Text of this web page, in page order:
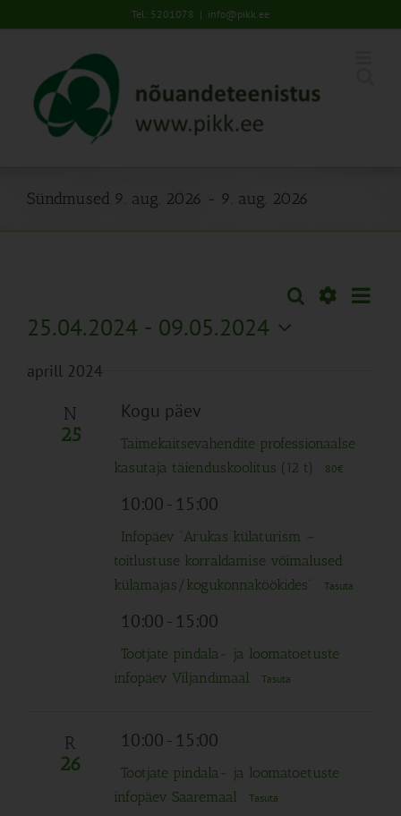
to
Tel: 5201078 | info@pikk.ee
Sündmused 9. aug. 2026 - 9. aug. 2026
Sündmused
Search
Otsi
25.04.2024 - 09.05.2024
kuupäev.
aprill 2024
N
25
Kogu päev
Taimekaitsevahendite professionaalse
kasutaja täienduskoolitus (12 t)
80€
10:00- 15:00
Infopäev “Arukas külaturism –
toitlustuse korraldamise võimalused
külamajas/kogukonnaköökides”
Tasuta
10:00- 15:00
Tootjate pindala- ja loomatoetuste
infopäev Viljandimaal
Tasuta
R
26
10:00- 15:00
Tootjate pindala- ja loomatoetuste
infopäev Saaremaal
Tasuta